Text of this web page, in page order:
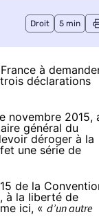
Droit 5 min
à
déclarations
novembre 2015,
général du
déroger à la
une série de
de la
à la liberté de
ici, « d’un autre